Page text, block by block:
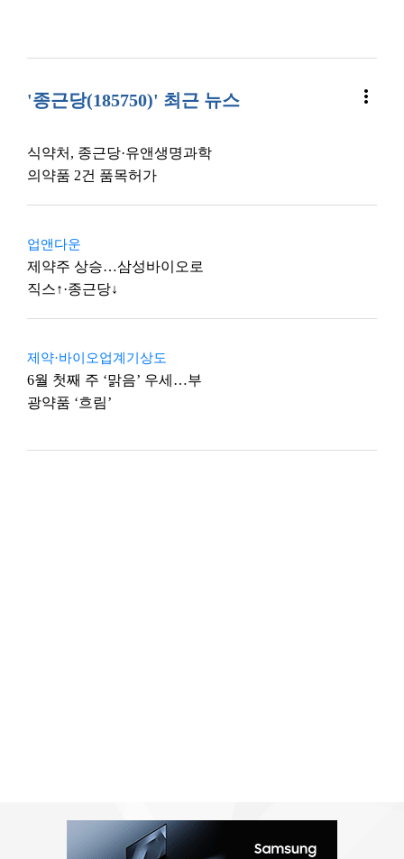
'종근당(185750)' 최근 뉴스 more_vert
식약처, 종근당·유앤생명과학
의약품 2건 품목허가
업앤다운
제약주 상승…삼성바이오로
직스↑·종근당↓
제약·바이오업계기상도
6월 첫째 주 ‘맑음’ 우세…부
광약품 ‘흐림’